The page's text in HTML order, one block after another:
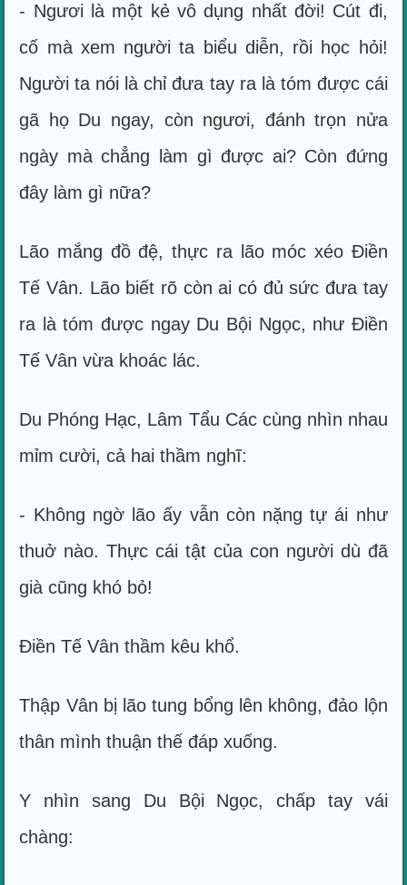
- Ngươi là một kẻ vô dụng nhất đời! Cút đi,
cố mà xem người ta biểu diễn, rồi học hỏi!
Người ta nói là chỉ đưa tay ra là tóm được cái
gã họ Du ngay, còn ngươi, đánh trọn nửa
ngày mà chẳng làm gì được ai? Còn đứng
đây làm gì nữa?
Lão mắng đồ đệ, thực ra lão móc xéo Điền
Tế Vân. Lão biết rõ còn ai có đủ sức đưa tay
ra là tóm được ngay Du Bội Ngọc, như Điền
Tế Vân vừa khoác lác.
Du Phóng Hạc, Lâm Tẩu Các cùng nhìn nhau
mỉm cười, cả hai thầm nghĩ:
- Không ngờ lão ấy vẫn còn nặng tự ái như
thuở nào. Thực cái tật của con người dù đã
già cũng khó bỏ!
Điền Tế Vân thầm kêu khổ.
Thập Vân bị lão tung bổng lên không, đảo lộn
thân mình thuận thế đáp xuống.
Y nhìn sang Du Bội Ngọc, chấp tay vái
chàng: